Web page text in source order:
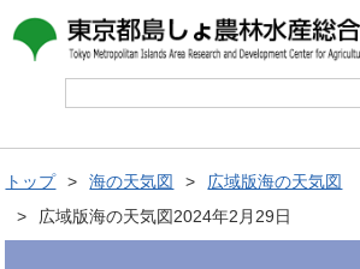
トップ 海の天気図
広域版海の天気図
広域版海の天気図2024年2月29日